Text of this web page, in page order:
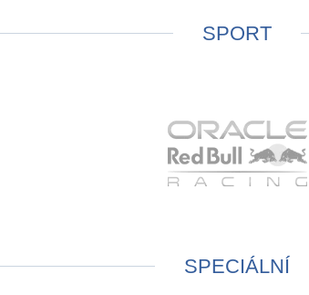
SPORT
SPECIÁLNÍ